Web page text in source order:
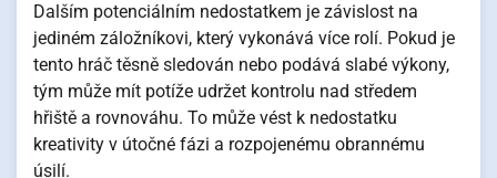
Dalším potenciálním nedostatkem je závislost na
jediném záložníkovi, který vykonává více rolí. Pokud je
tento hráč těsně sledován nebo podává slabé výkony,
tým může mít potíže udržet kontrolu nad středem
hřiště a rovnováhu. To může vést k nedostatku
kreativity v útočné fázi a rozpojenému obrannému
úsilí.